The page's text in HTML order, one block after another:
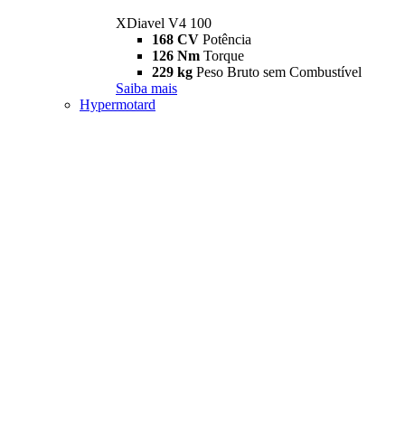
XDiavel V4 100
168 CV Potência
126 Nm Torque
229 kg Peso Bruto sem Combustível
Saiba mais
Hypermotard